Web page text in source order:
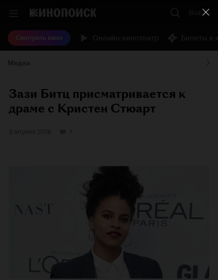
Войти
Смотреть кино
Зази Битц присматривается к
драме с Кристен Стюарт